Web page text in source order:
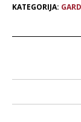
KATEGORIJA: